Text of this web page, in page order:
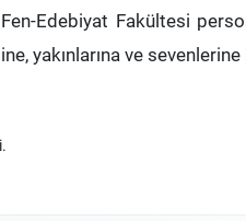
Edebiyat Fakültesi
yakınlarına ve sevenlerine